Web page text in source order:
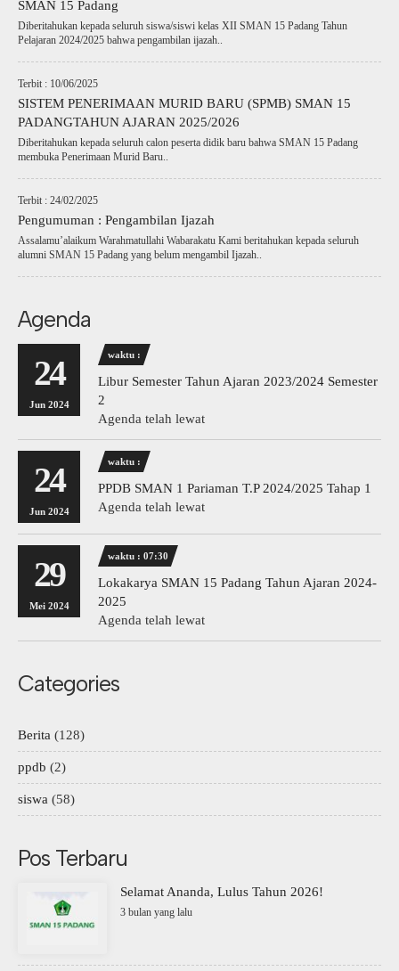
SMAN 15 Padang
Diberitahukan kepada seluruh siswa/siswi kelas XII SMAN 15 Padang Tahun
Pelajaran 2024/2025 bahwa pengambilan ijazah..
Terbit : 10/06/2025
SISTEM PENERIMAAN MURID BARU (SPMB) SMAN 15
PADANGTAHUN AJARAN 2025/2026
Diberitahukan kepada seluruh calon peserta didik baru bahwa SMAN 15 Padang
membuka Penerimaan Murid Baru..
Terbit : 24/02/2025
Pengumuman : Pengambilan Ijazah
Assalamu’alaikum Warahmatullahi Wabarakatu Kami beritahukan kepada seluruh
alumni SMAN 15 Padang yang belum mengambil Ijazah..
Agenda
24
Jun 2024
waktu :
Libur Semester Tahun Ajaran 2023/2024 Semester
2
Agenda telah lewat
24
Jun 2024
waktu :
PPDB SMAN 1 Pariaman T.P 2024/2025 Tahap 1
Agenda telah lewat
29
Mei 2024
waktu : 07:30
Lokakarya SMAN 15 Padang Tahun Ajaran 2024-
2025
Agenda telah lewat
Categories
Berita (128)
ppdb (2)
siswa (58)
Pos Terbaru
Selamat Ananda, Lulus Tahun 2026!
3 bulan yang lalu